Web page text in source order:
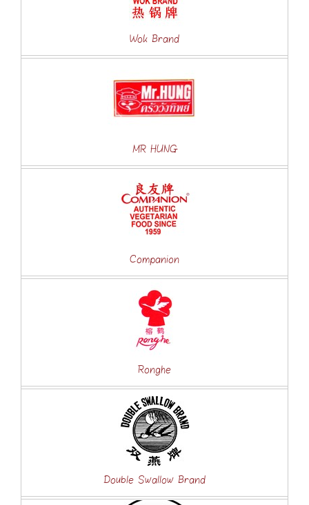
Wok Brand
MR HUNG
Companion
Ronghe
Double Swallow Brand